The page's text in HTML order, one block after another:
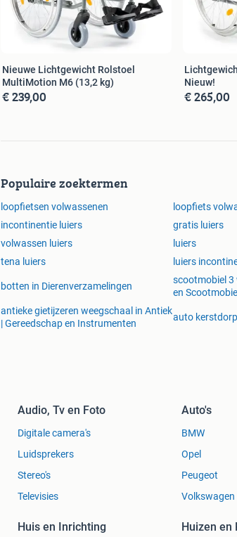
Nieuwe Lichtgewicht Rolstoel
MultiMotion M6 (13,2 kg)
€ 239,00
Nieuw!
€ 265,00
Populaire zoektermen
loopfietsen volwassenen loopfiets
incontinentie luiers
gratis luiers
volwassen luiers
luiers
tena luiers
luiers
botten in Dierenverzamelingen
scootmobiel 3
en
antieke gietijzeren weegschaal in Antiek
| Gereedschap en Instrumenten
auto
Audio, Tv en Foto
Digitale camera's
Luidsprekers
Stereo's
Televisies
Auto's
BMW
Opel
Peugeot
Volkswagen
Huis en Inrichting Huizen en